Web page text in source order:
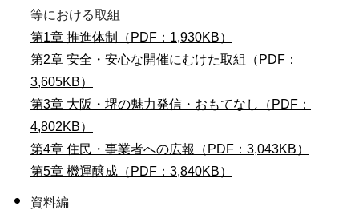
等における取組
第1章 推進体制（PDF：1,930KB）
第2章 安全・安心な開催にむけた取組（PDF：
3,605KB）
第3章 大阪・堺の魅力発信・おもてなし（PDF：
4,802KB）
第4章 住民・事業者への広報（PDF：3,043KB）
第5章 機運醸成（PDF：3,840KB）
資料編